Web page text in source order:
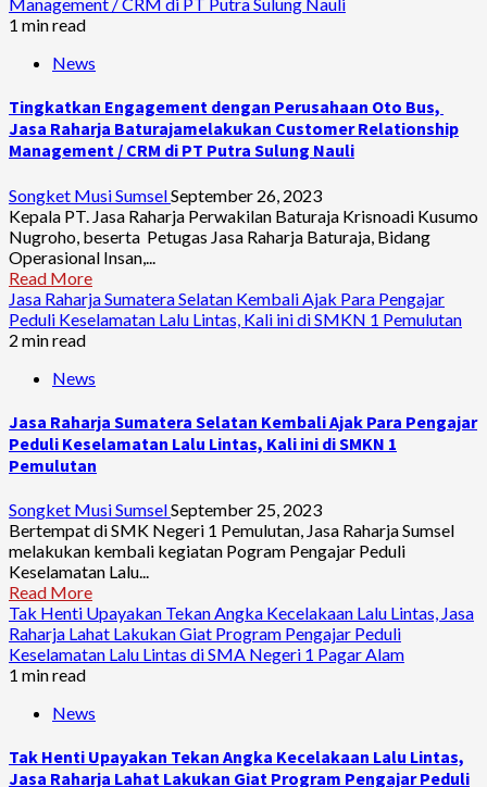
1 min read
News
Tingkatkan Engagement dengan Perusahaan Oto Bus,
Jasa Raharja Baturajamelakukan Customer Relationship
Management / CRM di PT Putra Sulung Nauli
Songket Musi SumselSeptember 26, 2023
Kepala PT. Jasa Raharja Perwakilan Baturaja Krisnoadi Kusumo
Nugroho, beserta Petugas Jasa Raharja Baturaja, Bidang
Operasional Insan,...
Read More
Jasa Raharja Sumatera Selatan Kembali Ajak Para Pengajar
Peduli Keselamatan Lalu Lintas, Kali ini di SMKN 1 Pemulutan
2 min read
News
Jasa Raharja Sumatera Selatan Kembali Ajak Para Pengajar
Peduli Keselamatan Lalu Lintas, Kali ini di SMKN 1
Pemulutan
Songket Musi SumselSeptember 25, 2023
Bertempat di SMK Negeri 1 Pemulutan, Jasa Raharja Sumsel
melakukan kembali kegiatan Pogram Pengajar Peduli
Keselamatan Lalu...
Read More
Tak Henti Upayakan Tekan Angka Kecelakaan Lalu Lintas, Jasa
Raharja Lahat Lakukan Giat Program Pengajar Peduli
Keselamatan Lalu Lintas di SMA Negeri 1 Pagar Alam
1 min read
News
Tak Henti Upayakan Tekan Angka Kecelakaan Lalu Lintas,
Jasa Raharja Lahat Lakukan Giat Program Pengajar Peduli